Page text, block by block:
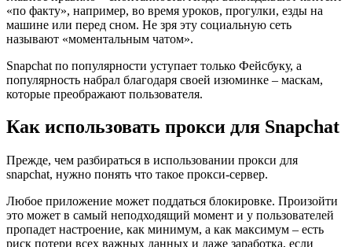
«по факту», например, во время уроков, прогулки, езды на
машине или перед сном. Не зря эту социальную сеть
называют «моментальным чатом».
Snapchat по популярности уступает только Фейсбуку, а
популярность набрал благодаря своей изюминке – маскам,
которые преображают пользователя.
Как использовать прокси для Snapchat
Прежде, чем разбираться в использовании прокси для
snapchat, нужно понять что такое прокси-сервер.
Любое приложение может поддаться блокировке. Произойти
это может в самый неподходящий момент и у пользователей
пропадет настроение, как минимум, а как максимум – есть
риск потери всех важных данных и даже заработка, если